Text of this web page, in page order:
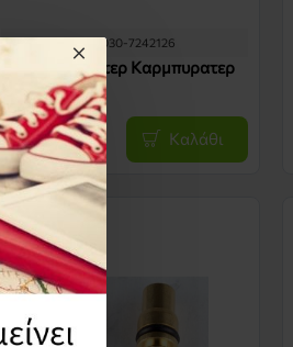
5516030-7242126
Βαλβιδα Φλοτερ Καρμπυρατερ
Με Εδρα
25,85€ Καλάθι
ΜΗ ΔΙΑΘΈΣΙΜΟ